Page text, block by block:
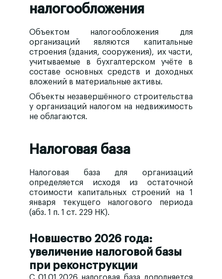
налогообложения
Объектом налогообложения для
организаций являются капитальные
строения (здания, сооружения), их части,
учитываемые в бухгалтерском учёте в
составе основных средств и доходных
вложений в материальные активы.
Объекты незавершённого строительства
у организаций налогом на недвижимость
не облагаются.
Налоговая база
Налоговая база для организаций
определяется исходя из остаточной
стоимости капитальных строений на 1
января текущего налогового периода
(абз. 1 п. 1 ст. 229 НК).
Новшество 2026 года:
увеличение налоговой базы
при реконструкции